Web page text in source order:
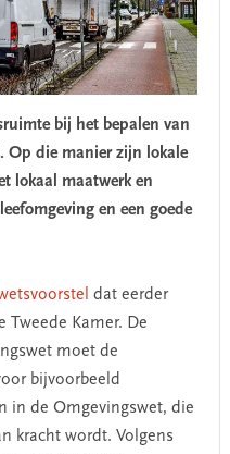
bij het bepalen van
Op die manier zijn lokale
lokaal maatwerk en
en een goede
dat eerder
Tweede Kamer. De
moet de
bijvoorbeeld
in de Omgevingswet, die
kracht wordt. Volgens